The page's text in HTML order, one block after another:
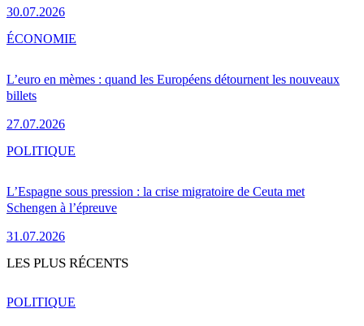
30.07.2026
L’euro en mèmes : quand les Européens détournent les nouveaux
billets
27.07.2026
ÉCONOMIE
L’Espagne sous pression : la crise migratoire de Ceuta met
Schengen à l’épreuve
31.07.2026
POLITIQUE
LES PLUS RÉCENTS
POLITIQUE